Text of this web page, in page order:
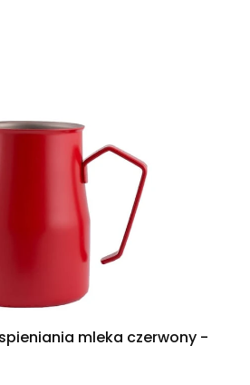
mleka czerwony -